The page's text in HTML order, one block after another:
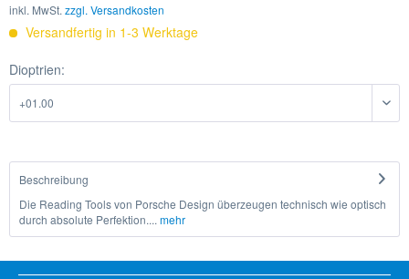
inkl. MwSt. zzgl. Versandkosten
Versandfertig in 1-3 Werktage
Dioptrien:
Beschreibung
Die Reading Tools von Porsche Design überzeugen technisch wie optisch
durch absolute Perfektion.... mehr